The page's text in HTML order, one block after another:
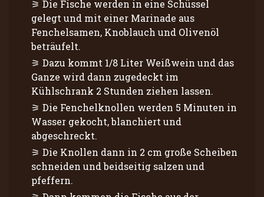
Die Fische werden in eine Schüssel
gelegt und mit einer Marinade aus
Fenchelsamen, Knoblauch und Olivenöl
beträufelt.
Dazu kommt 1/8 Liter Weißwein und das
Ganze wird dann zugedeckt im
Kühlschrank 2 Stunden ziehen lassen.
Die Fenchelknollen werden 5 Minuten in
Wasser gekocht, blanchiert und
abgeschreckt.
Die Knollen dann in 2 cm große Scheiben
schneiden und beidseitig salzen und
pfeffern.